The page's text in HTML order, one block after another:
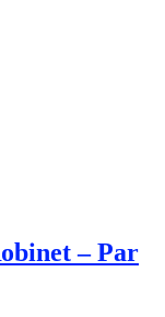
– Par